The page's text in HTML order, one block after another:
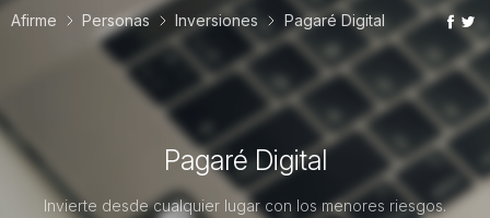
Afirme Personas Inversiones Pagaré Digital
Pagaré Digital
Invierte desde cualquier lugar con los menores riesgos.